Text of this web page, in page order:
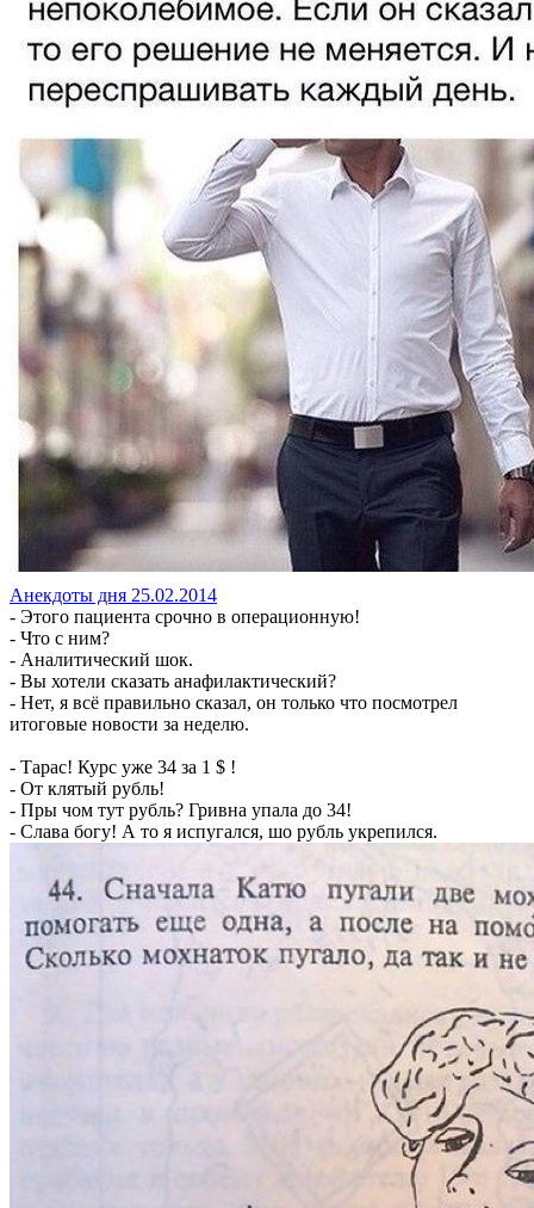
Анекдоты дня 25.02.2014
- Этого пациента срочно в операционную!
- Что с ним?
- Аналитический шок.
- Вы хотели сказать анафилактический?
- Нет, я всё правильно сказал, он только что посмотрел
итоговые новости за неделю.
- Тарас! Курс уже 34 за 1 $ !
- От клятый рубль!
- Пры чом тут рубль? Гривна упала до 34!
- Слава богу! А то я испугался, шо рубль укрепился.